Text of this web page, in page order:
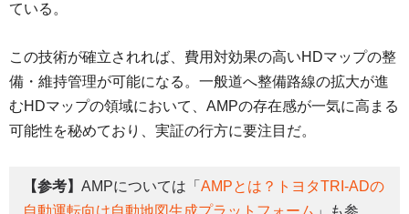
ている。
この技術が確立されれば、費用対効果の高いHDマップの整
備・維持管理が可能になる。一般道へ整備路線の拡大が進
むHDマップの領域において、AMPの存在感が一気に高まる
可能性を秘めており、実証の行方に要注目だ。
【参考】 AMPについては「 AMPとは？トヨタTRI-ADの
自動運転向け自動地図生成プラットフォーム 」も参